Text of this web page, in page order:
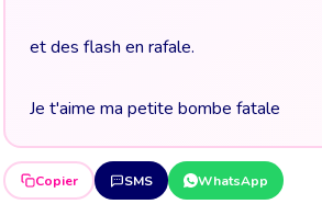
et des flash en rafale.
Je t'aime ma petite bombe fatale
Copier SMS WhatsApp